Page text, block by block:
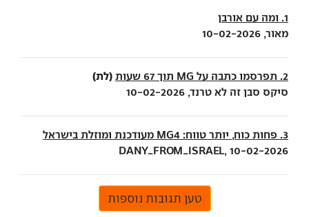
1. ומה עם אורבן
מאור, 10-02-2026
2. תפרסמו כתבה על MG תוך 67 שעות (לת)
סיקס סבן זה לא טרנד, 10-02-2026
3. פחות כוח, יותר טווח: MG4 מעודכנת ומוזלת בישראל
DANY_FROM_ISRAEL, 10-02-2026
טען תגובות נוספות